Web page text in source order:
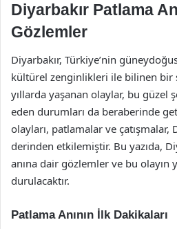
Diyarbakır Patlama
Gözlemler
Diyarbakır, Türkiye’nin
kültürel zenginlikleri ile bilinen bir
yıllarda yaşanan olaylar, bu güzel
eden durumları da beraberinde
olayları, patlamalar ve çatışmalar,
derinden etkilemiştir. Bu yazıda,
anına dair gözlemler ve bu olayın
durulacaktır.
Patlama Anının İlk Dakikaları